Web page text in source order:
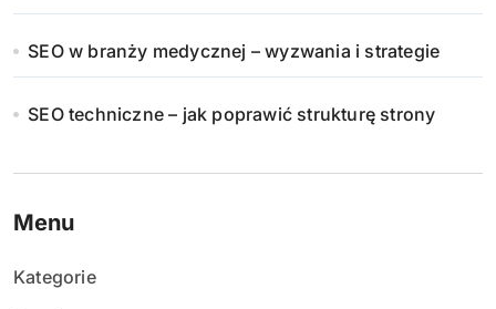
SEO w branży medycznej – wyzwania i strategie
SEO techniczne – jak poprawić strukturę strony
Menu
Kategorie